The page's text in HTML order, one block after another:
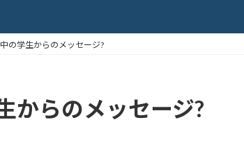
の学生からのメッセージ?
からのメッセージ?